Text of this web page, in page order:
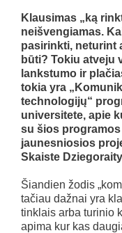
Klausimas „ką
neišvengiamas.
pasirinkti, neturint
būti? Tokiu atveju
lankstumo ir
tokia yra
technologijų“
universitete, apie
su šios
jaunesniosios
Skaiste
Šiandien žodis
tačiau dažnai yra
tinklais arba turinio
apima kur kas